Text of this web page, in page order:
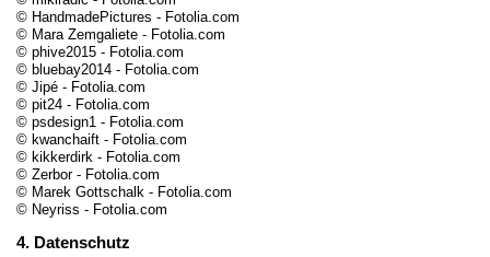
© HandmadePictures - Fotolia.com
© Mara Zemgaliete - Fotolia.com
© phive2015 - Fotolia.com
© bluebay2014 - Fotolia.com
© Jipé - Fotolia.com
© pit24 - Fotolia.com
© psdesign1 - Fotolia.com
© kwanchaift - Fotolia.com
© kikkerdirk - Fotolia.com
© Zerbor - Fotolia.com
© Marek Gottschalk - Fotolia.com
© Neyriss - Fotolia.com
4. Datenschutz